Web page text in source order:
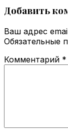
Добавить
Ваш адрес
Обязательные
Комментарий *